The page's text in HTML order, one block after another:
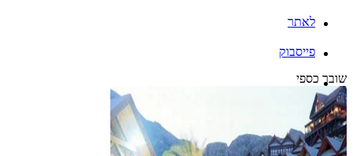
לאתר
פייסבוק
שובר כספי